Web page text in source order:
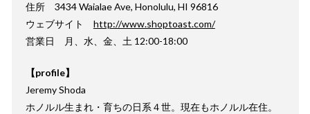
住所 3434 Waialae Ave, Honolulu, HI 96816
ウェブサイト http://www.shoptoast.com/
営業日 月、水、金、土 12:00-18:00
【profile】
Jeremy Shoda
ホノルル生まれ・育ちの日系４世。現在もホノルル在住。